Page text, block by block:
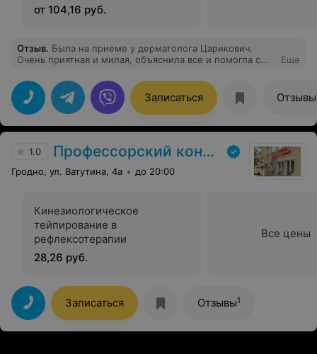
от 104,16 руб.
Отзыв. Была на приеме у дерматолога Царикович.
Очень приятная и милая, объяснила все и помогла с
Еще
Записаться Отзывы
1.0 Профессорский консультативный центр г. Гродно
Гродно, ул. Ватутина, 4а до 20:00
Кинезиологическое
тейпирование в
рефлексотерапии
28,26 руб.
Все цены
Записаться Отзывы1